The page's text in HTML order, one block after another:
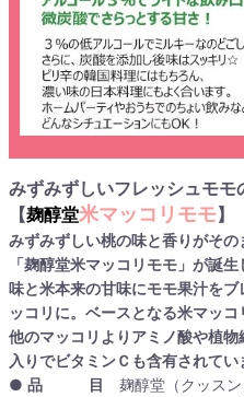
みずみずしいフレッシュモモ
【麹醇堂米マッコリ モモ】
みずみずしい桃の味と香りがその
「麹醇堂米マッコリモモ」が誕
味と米本来の甘味にモモ果汁を
ッコリに。ベースとなる米マッコ
他のマッコリよりアミノ酸や植
入りでビタミンＣも含有されてい
● 品 目
麹醇堂（クッス